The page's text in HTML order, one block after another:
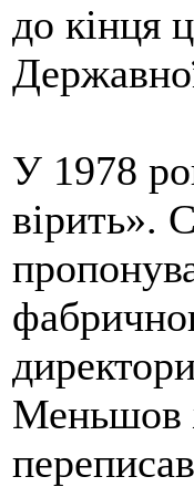
до кінця
У 1978
вірить».
Меньшов